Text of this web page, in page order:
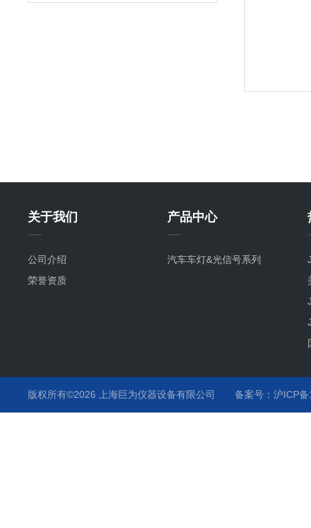
关于我们
公司介绍
荣誉资质
产品中心
汽车车灯&光信号系列
版权所有©2026 上海巨为仪器设备有限公司 备案号：沪ICP